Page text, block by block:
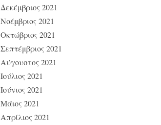
Δεκέμβριος 2021
Νοέμβριος 2021
Οκτώβριος 2021
Σεπτέμβριος 2021
Αύγουστος 2021
Ιούλιος 2021
Ιούνιος 2021
Μάιος 2021
Απρίλιος 2021